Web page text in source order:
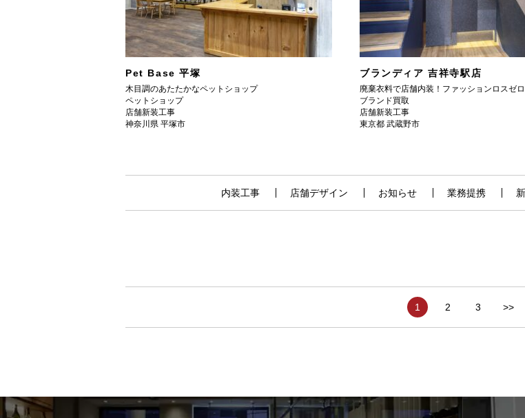
Pet Base 平塚
木目調のあたたかなペットショップ
ペットショップ
店舗新装工事
神奈川県 平塚市
ブランディア 吉祥寺駅店
廃棄衣料で店舗内装！ファッションロスゼ
ブランド買取
店舗新装工事
東京都 武蔵野市
内装工事 店舗デザイン お知らせ 業務提携
1 2 3 >>